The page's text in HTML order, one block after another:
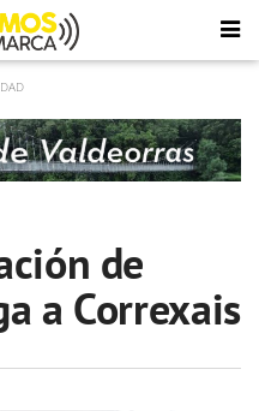
de
a Correxais